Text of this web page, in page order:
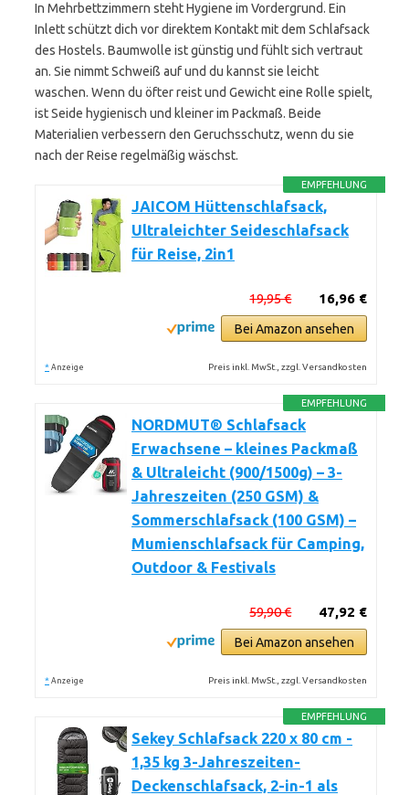
In Mehrbettzimmern steht Hygiene im Vordergrund. Ein
Inlett schützt dich vor direktem Kontakt mit dem Schlafsack
des Hostels. Baumwolle ist günstig und fühlt sich vertraut
an. Sie nimmt Schweiß auf und du kannst sie leicht
waschen. Wenn du öfter reist und Gewicht eine Rolle spielt,
ist Seide hygienisch und kleiner im Packmaß. Beide
Materialien verbessern den Geruchsschutz, wenn du sie
nach der Reise regelmäßig wäschst.
EMPFEHLUNG
JAICOM Hüttenschlafsack,
Ultraleichter Seideschlafsack
für Reise, 2in1
16,96 €
19,95 €
Bei Amazon ansehen
* Anzeige Preis inkl. MwSt., zzgl. Versandkosten
EMPFEHLUNG
NORDMUT® Schlafsack
Erwachsene – kleines Packmaß
& Ultraleicht (900/1500g) – 3-
Jahreszeiten (250 GSM) &
Sommerschlafsack (100 GSM) –
Mumienschlafsack für Camping,
Outdoor & Festivals
47,92 €
59,90 €
Bei Amazon ansehen
* Anzeige Preis inkl. MwSt., zzgl. Versandkosten
EMPFEHLUNG
Sekey Schlafsack 220 x 80 cm -
1,35 kg 3-Jahreszeiten-
Deckenschlafsack, 2-in-1 als